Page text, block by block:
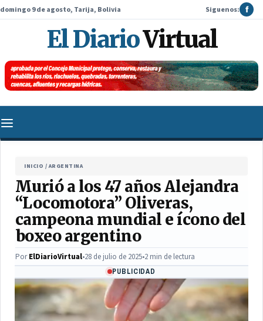
domingo 9 de agosto, Tarija, Bolivia Siguenos: f
El DiarioVirtual
INICIO /ARGENTINA
Murió a los 47 años Alejandra
“Locomotora” Oliveras,
campeona mundial e ícono del
boxeo argentino
PorElDiarioVirtual•28 de julio de 2025•2 min de lectura
PUBLICIDAD